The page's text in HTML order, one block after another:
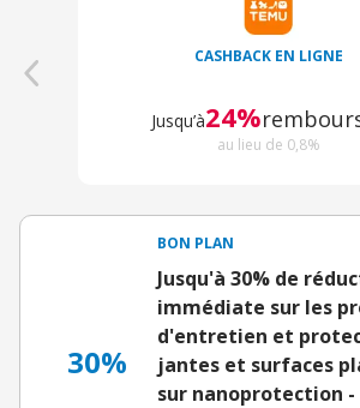
CASHBACK EN LIGNE
Jusqu’à24%
au lieu de 0,8%
30%
BON PLAN
Jusqu'à 30% de
immédiate sur les
d'entretien et
jantes et surfaces
sur nanoprotection -